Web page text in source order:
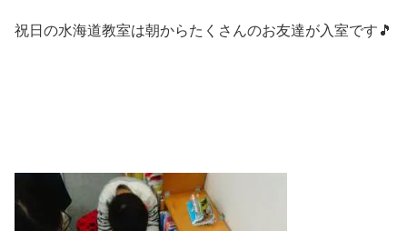
祝日の水海道教室は朝からたくさんのお友達が入室です🎵